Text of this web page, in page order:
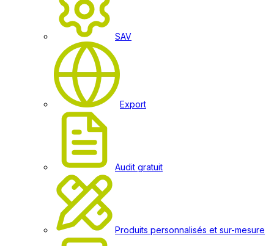
SAV
Export
Audit gratuit
Produits personnalisés et sur-mesure